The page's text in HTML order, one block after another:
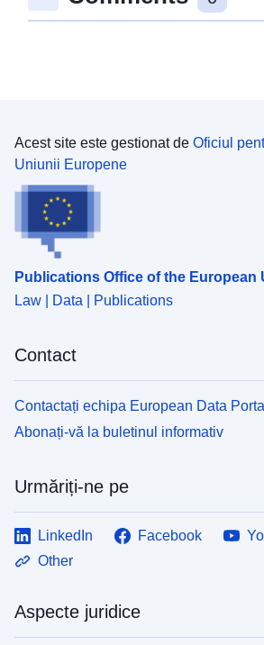
47.7544299 ], [ 9.6407542,
Acest site este gestionat de Oficiul
Uniunii Europene
Publications Office of the European
Law | Data | Publications
Contact
Contactați echipa European Data Portal
Abonați-vă la buletinul informativ
Urmăriți-ne pe
LinkedIn Facebook
Other
Aspecte juridice